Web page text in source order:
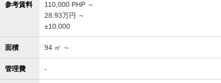
参考賃料 110,000 PHP ～
28.93万円 ～
±10,000
面積 94 ㎡ ～
管理費 -